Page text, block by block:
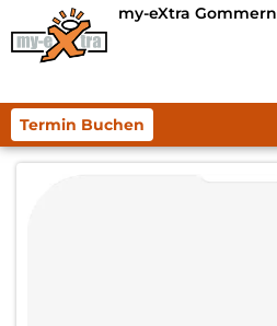
my-eXtra Gommern
Termin Buchen